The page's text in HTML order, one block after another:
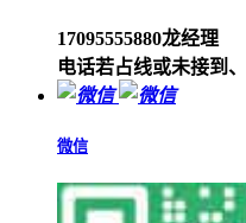
17095555880龙经理
电话若占线或未接到
微信